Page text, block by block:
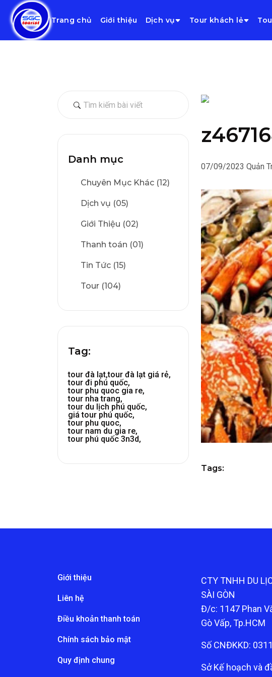
Trang chủ Giới thiệu Dịch vụ Tour khách lẻ
Danh mục
Chuyên Mục Khác (12)
Dịch vụ (05)
Giới Thiệu (02)
Thanh toán (01)
Tin Tức (15)
Tour (104)
Tag:
tour đà lạt,tour đà lạt giá rẻ,
tour đi phú quốc,
tour phu quoc gia re,
tour nha trang,
tour du lịch phú quốc,
giá tour phú quốc,
tour phu quoc,
tour nam du gia re,
tour phú quốc 3n3d,
07/09/2023 Quản
Tags:
Giới thiệu
Liên hệ
Điều khoản thanh toán
Chính sách bảo mật
Quy định chung
CTY TNHH DU
SÀI GÒN
Đ/c: 1147 Phan
Gò Vấp, Tp.HCM
Số CNĐKKD:
Sở Kế hoạch và